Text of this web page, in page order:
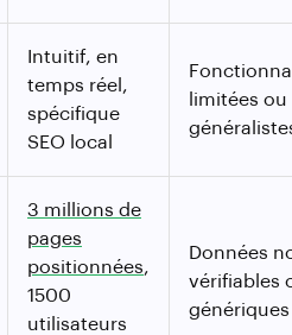
Intuitif, en
temps réel,
spécifique
SEO local
limitées ou
3 millions de
pages
positionnées,
1500
utilisateurs
Données
vérifiables
génériques